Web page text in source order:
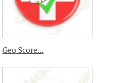
Geo Score...